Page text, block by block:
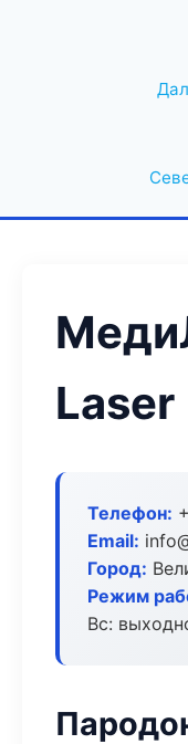
Laser
Телефон:
Email:
Город:
Режим
Вс: